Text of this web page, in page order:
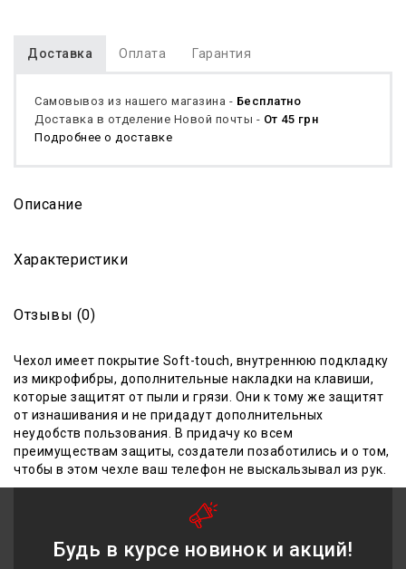
Доставка Оплата Гарантия
Самовывоз из нашего магазина - Бесплатно
Доставка в отделение Новой почты - От 45 грн
Подробнее о доставке
Описание
Характеристики
Отзывы (0)
Чехол имеет покрытие Soft-touch, внутреннюю подкладку
из микрофибры, дополнительные накладки на клавиши,
которые защитят от пыли и грязи. Они к тому же защитят
от изнашивания и не придадут дополнительных
неудобств пользования. В придачу ко всем
преимуществам защиты, создатели позаботились и о том,
чтобы в этом чехле ваш телефон не выскальзывал из рук.
Будь в курсе новинок и акций!